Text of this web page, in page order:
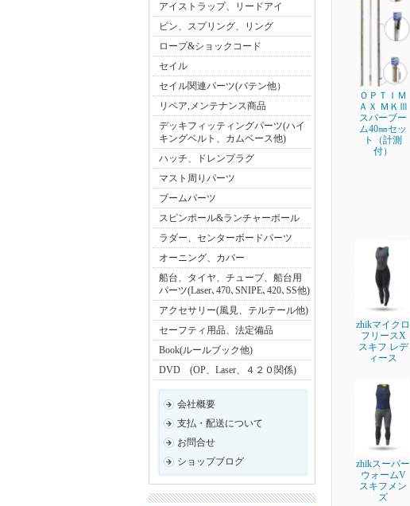
アイストラップ、リードアイ
ピン、スプリング、リング
ロープ&ショックコード
セイル
セイル関連パーツ(バテン他）
リペア,メンテナンス商品
デッキフィッティングパーツ(ハイ
キングベルト、カムベース他)
ハッチ、ドレンプラグ
マスト周りパーツ
ブームパーツ
スピンポール&ランチャーポール
ラダー、センターボードパーツ
オーニング、カバー
船台、タイヤ、チューブ、船台用
パーツ(Laser､470､SNIPE､420､SS他)
アクセサリー(風見、テルテール他)
セーフティ用品、法定備品
Book(ルールブック他)
DVD (OP、Laser、４２０関係)
会社概要
支払・配送について
お問合せ
ショップブログ
ＯＰＴＩＭ
ＡＸ ＭＫⅢ
スパーブー
ム40㎜セッ
ト（計測
付）
zhikマイクロ
フリースX
スキフ レデ
ィース
zhikスーパー
ウォームV
スキフメン
ズ